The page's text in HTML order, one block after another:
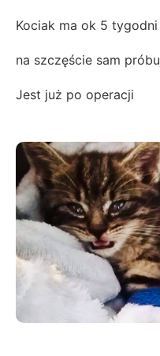
Kociak ma ok 5
na szczęście sam
Jest już po operacji